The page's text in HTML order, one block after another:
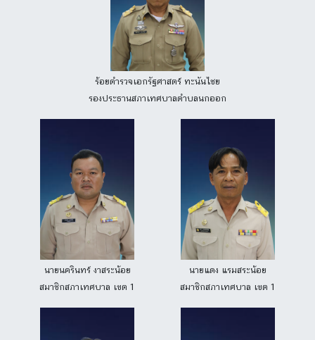
ร้อยตำรวจเอกรัฐศาสตร์ ทะนันไชย
รองประธานสภาเทศบาลตำบลนกออก
นายนครินทร์ งาสระน้อย
สมาชิกสภาเทศบาล เขต 1
นายแดง แรมสระน้อย
สมาชิกสภาเทศบาล เขต 1